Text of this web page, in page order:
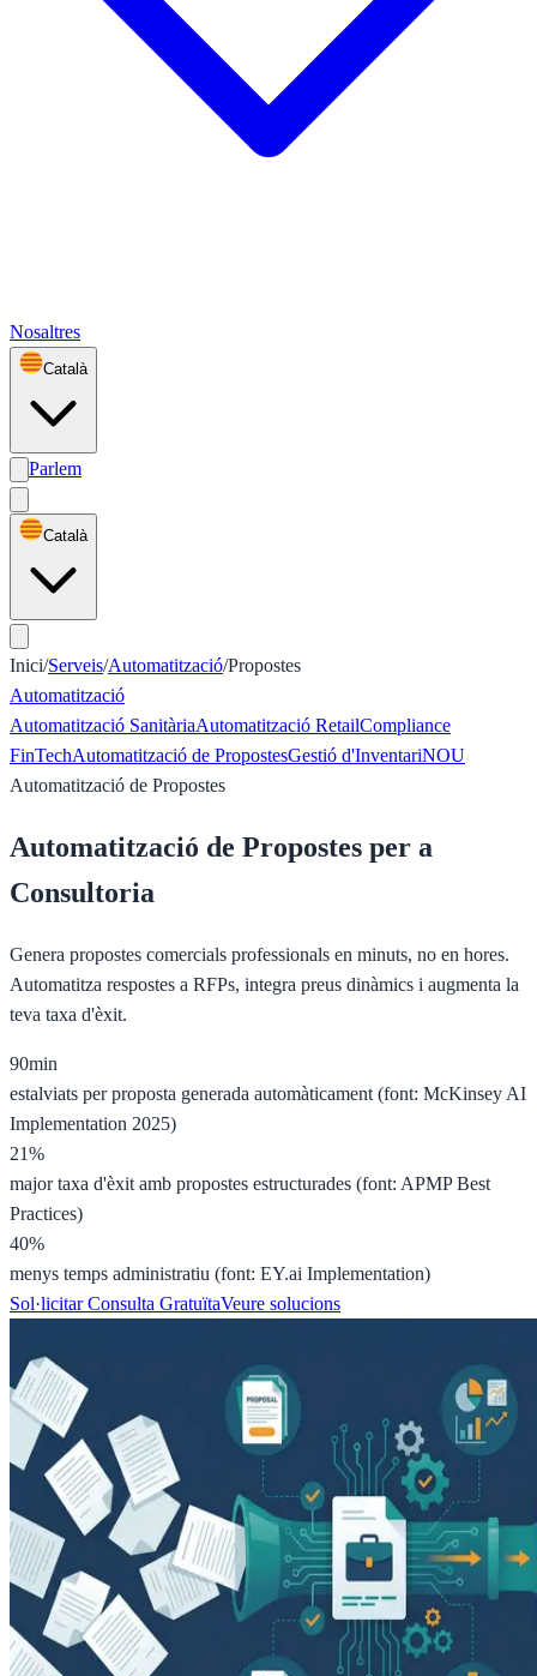
Nosaltres
Català
Parlem
Català
Inici/Serveis/Automatització/Propostes
Automatització
Automatització SanitàriaAutomatització RetailCompliance
FinTechAutomatització de PropostesGestió d'InventariNOU
Automatització de Propostes
Automatització de Propostes per a
Consultoria
Genera propostes comercials professionals en minuts, no en hores.
Automatitza respostes a RFPs, integra preus dinàmics i augmenta la
teva taxa d'èxit.
90min
estalviats per proposta generada automàticament (font: McKinsey AI
Implementation 2025)
21%
major taxa d'èxit amb propostes estructurades (font: APMP Best
Practices)
40%
menys temps administratiu (font: EY.ai Implementation)
Sol·licitar Consulta GratuïtaVeure solucions